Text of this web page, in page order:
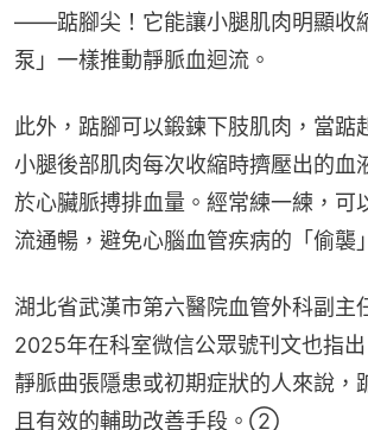
——踮腳尖！它能讓小腿肌肉明顯收
泵」一樣推動靜脈血迴流。
此外，踮腳可以鍛鍊下肢肌肉，當踮
小腿後部肌肉每次收縮時擠壓出的血
於心臟脈搏排血量。經常練一練，可
流通暢，避免心腦血管疾病的「偷
湖北省武漢市第六醫院血管外科副主
2025年在科室微信公眾號刊文也指
靜脈曲張隱患或初期症狀的人來說，
且有效的輔助改善手段。②